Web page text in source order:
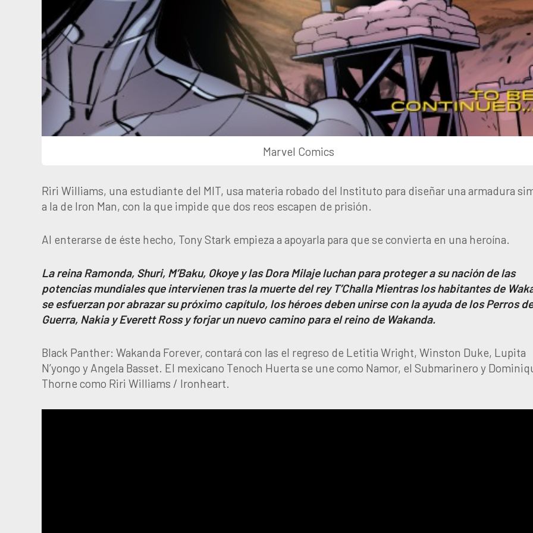
Marvel Comics
Riri Williams, una estudiante del MIT, usa materia robado del Instituto para diseñar una armadura
a la de Iron Man, con la que impide que dos reos escapen de prisión.
Al enterarse de éste hecho, Tony Stark empieza a apoyarla para que se convierta en una heroína.
La reina Ramonda, Shuri, M’Baku, Okoye y las Dora Milaje luchan para proteger a su nación de las
potencias mundiales que intervienen tras la muerte del rey T’Challa Mientras los habitantes de
se esfuerzan por abrazar su próximo capítulo, los héroes deben unirse con la ayuda de los Perros de
Guerra, Nakia y Everett Ross y forjar un nuevo camino para el reino de Wakanda.
Black Panther: Wakanda Forever, contará con las el regreso de Letitia Wright, Winston Duke, Lupita
N’yongo y Angela Basset. El mexicano Tenoch Huerta se une como Namor, el Submarinero y
Thorne como Riri Williams / Ironheart.